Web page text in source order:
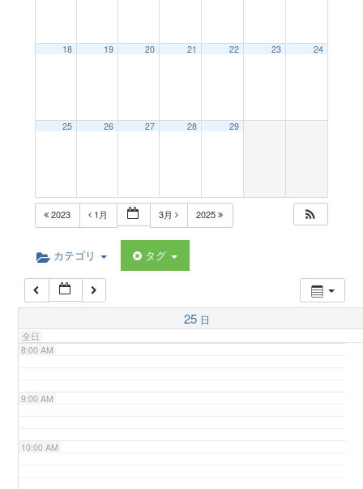
i
18 19 20 21 22 23 24
25 26 27 28 29
2023 1月 3月 2025
カテゴリ タグ
25 日
全日
5:00 AM
6:00 AM
7:00 AM
8:00 AM
9:00 AM
10:00 AM